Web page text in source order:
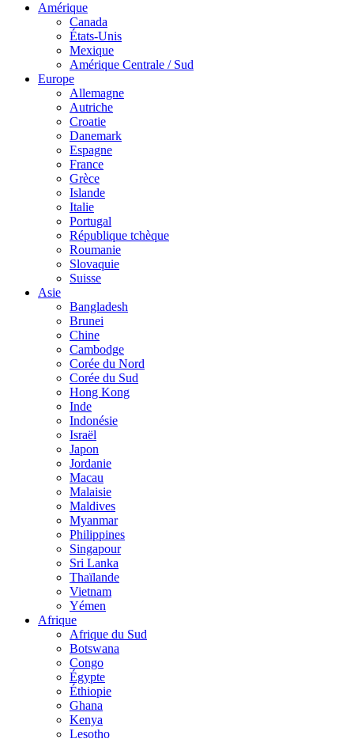
Amérique
Canada
États-Unis
Mexique
Amérique Centrale / Sud
Europe
Allemagne
Autriche
Croatie
Danemark
Espagne
France
Grèce
Islande
Italie
Portugal
République tchèque
Roumanie
Slovaquie
Suisse
Asie
Bangladesh
Brunei
Chine
Cambodge
Corée du Nord
Corée du Sud
Hong Kong
Inde
Indonésie
Israël
Japon
Jordanie
Macau
Malaisie
Maldives
Myanmar
Philippines
Singapour
Sri Lanka
Thaïlande
Vietnam
Yémen
Afrique
Afrique du Sud
Botswana
Congo
Égypte
Éthiopie
Ghana
Kenya
Lesotho